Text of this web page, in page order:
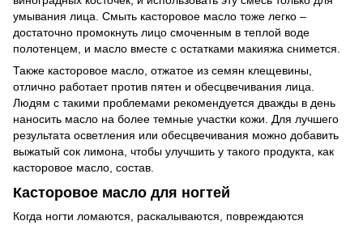
умывания лица. Смыть касторовое масло тоже легко –
достаточно промокнуть лицо смоченным в теплой воде
полотенцем, и масло вместе с остатками макияжа снимется.
Также касторовое масло, отжатое из семян клещевины,
отлично работает против пятен и обесцвечивания лица.
Людям с такими проблемами рекомендуется дважды в день
наносить масло на более темные участки кожи. Для лучшего
результата осветления или обесцвечивания можно добавить
выжатый сок лимона, чтобы улучшить у такого продукта, как
касторовое масло, состав.
Касторовое масло для ногтей
Когда ногти ломаются, раскалываются, повреждаются